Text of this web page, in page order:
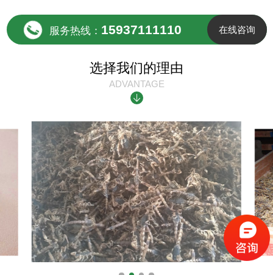
服务热线： 15937111110 在线咨询
选择我们的理由
ADVANTAGE